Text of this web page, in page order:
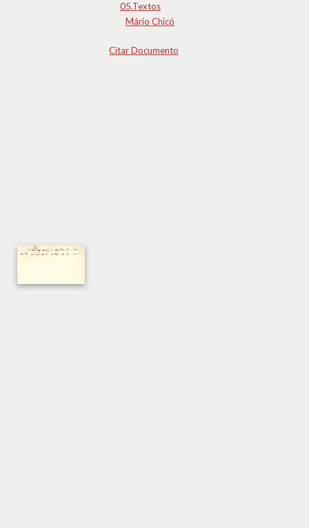
05.Textos
Mário Chicó
Citar Documento